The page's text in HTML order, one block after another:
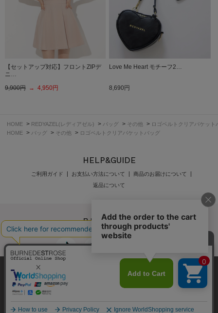
【セットアップ対応】フロントZIPデ
ニ…
9,900円 → 4,950円
Love Me Heart モチーフ2…
8,690円
HOME > REDYAZEL(レディアゼル) > バッグ > その他 > ロゴベルトクリアバケット
HOME > バッグ > その他 > ロゴベルトクリアバケットバッグ
HELP&GUIDE
ご利用ガイド お支払い方法について
商品のお届けについて
返品について
メンバーズ規約
メンバーズポイントプログラム規約
特定商取引法に基づく表示
個人情報保護指針
Copyright © BURNEDESTROSE Japan Limited All Rights Reserved.
弊社はCookieを利用し、Webの利便性向上に努め
ております。「承諾する」をクリックしていただ
くと、お客様に最適な内容を提供することが可能
ご覧ください。
承諾する